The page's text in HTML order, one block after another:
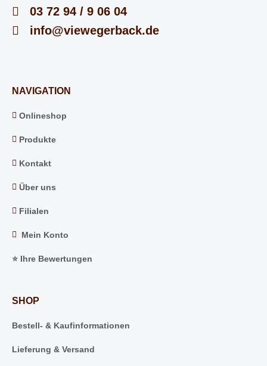
03 72 94 / 9 06 04
info@viewegerback.de
NAVIGATION
Onlineshop
Produkte
Kontakt
Über uns
Filialen
Mein Konto
⭐️ Ihre Bewertungen
SHOP
Bestell- & Kaufinformationen
Lieferung & Versand